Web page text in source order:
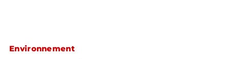
Environnement